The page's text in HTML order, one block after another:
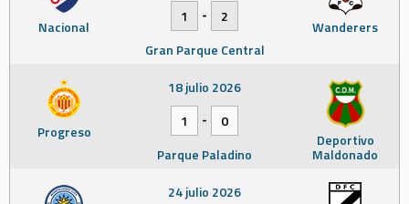
Nacional Wanderers
1
-
2
Gran Parque Central
Progreso Deportivo
Maldonado
18 julio 2026
1
-
0
Parque Paladino
24 julio 2026